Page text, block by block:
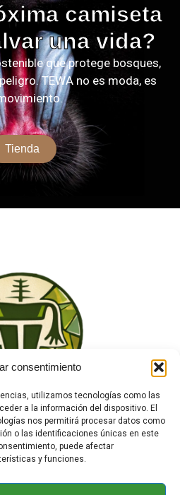
consentimiento
utilizamos tecnologías como las
a la información del dispositivo. El
nos permitirá procesar datos como
o las identificaciones únicas en este
puede afectar
y funciones.
camiseta
una vida?
que protege bosques,
TEWA no es moda, es
Tienda